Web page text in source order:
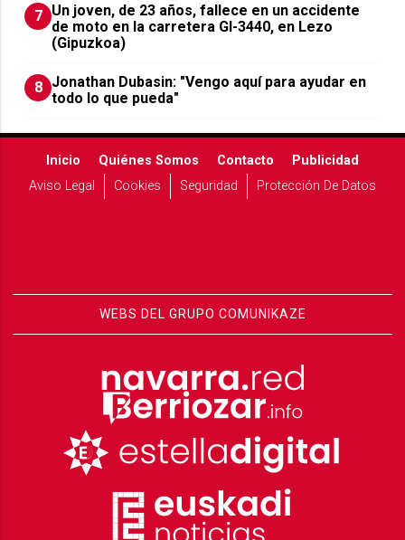
7 Un joven, de 23 años, fallece en un accidente
de moto en la carretera GI-3440, en Lezo
(Gipuzkoa)
8 Jonathan Dubasin: "Vengo aquí para ayudar en
todo lo que pueda"
Inicio Quiénes Somos Contacto
Publicidad
Aviso Legal
Cookies Seguridad Protección De Datos
WEBS DEL GRUPO COMUNIKAZE